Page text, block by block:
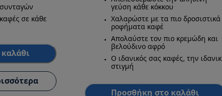
σε κάθε
γεύση κάθε κόκκου
Χαλαρώστε με τα πιο δροσιστικά
ροφήματα καφέ
Απολαύστε τον πιο κρεμώδη και
βελούδινο αφρό
Ο ιδανικός σας καφές, την
στιγμή
Προσθήκη στο καλάθι